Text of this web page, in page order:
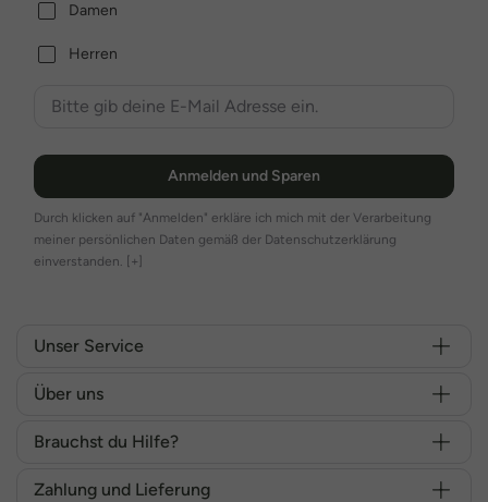
Damen
Herren
Anmelden und Sparen
Durch klicken auf "Anmelden" erkläre ich mich mit der Verarbeitung
meiner persönlichen Daten gemäß der Datenschutzerklärung
einverstanden. [+]
Unser Service
Über uns
Brauchst du Hilfe?
Zahlung und Lieferung